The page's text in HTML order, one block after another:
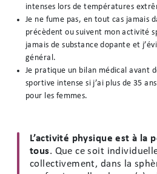
intenses lors de températures
Je ne fume pas, en tout cas jamais
précèdent ou suivent mon activité
jamais de substance dopante et
général.
Je pratique un bilan médical avant
sportive intense si j’ai plus de 35
pour les femmes.
L’activité physique est à la
tous. Que ce soit
collectivement, dans la